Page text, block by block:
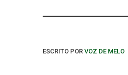
ESCRITO POR VOZ DE MELO